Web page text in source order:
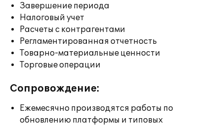
Завершение периода
Налоговый учет
Расчеты с контрагентами
Регламентированная отчетность
Товарно-материальные ценности
Торговые операции
Сопровождение:
Ежемесячно производятся работы по
обновлению платформы и типовых